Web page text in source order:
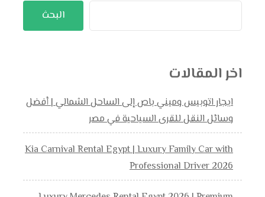
البحث
اخر المقالات
ايجار اتوبيس وميني باص إلى الساحل الشمالي | أفضل
وسائل النقل للقرى السياحية في مصر
Kia Carnival Rental Egypt | Luxury Family Car with
Professional Driver 2026